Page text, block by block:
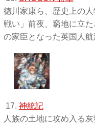
徳川家康ら、歴史上の
戦い」前夜、窮地に立
の家臣となった英国人
17. 神統記
人族の土地に攻め入る